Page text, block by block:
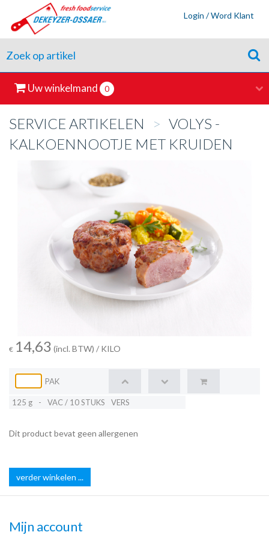
Login / Word Klant
Uw winkelmand 0
SERVICE ARTIKELEN > VOLYS -
KALKOENNOOTJE MET KRUIDEN
€ 14,63 (incl. BTW) / KILO
PAK
125 g - VAC / 10 STUKS VERS
Dit product bevat geen allergenen
verder winkelen ...
Mijn account